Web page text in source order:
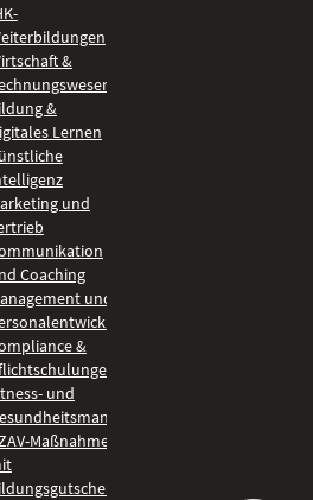
&
&
Lernen
und
Coaching
und
&
und
Maßnahmen